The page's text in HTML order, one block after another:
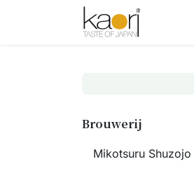
Overslaan naar inhoud
Brouwerij